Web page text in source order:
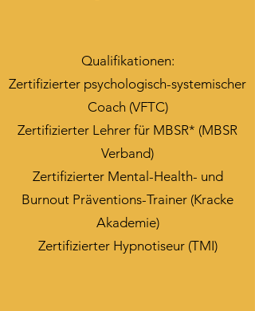
Qualifikationen:
Zertifizierter psychologisch-systemischer
Coach (VFTC)
Zertifizierter Lehrer für MBSR* (MBSR
Verband)
Zertifizierter Mental-Health- und
Burnout Präventions-Trainer (Kracke
Akademie)
Zertifizierter Hypnotiseur (TMI)​